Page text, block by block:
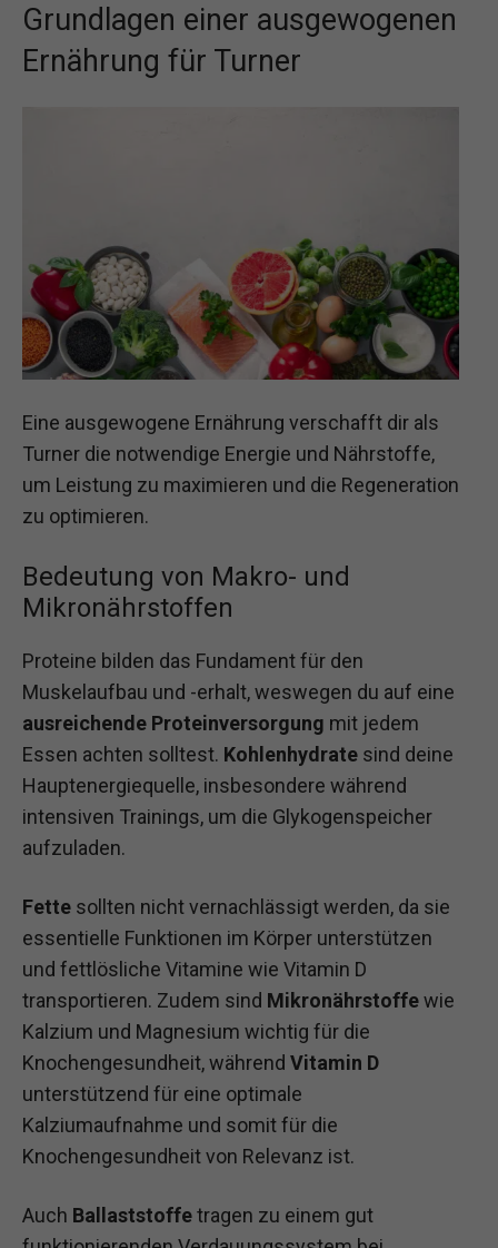
Grundlagen einer ausgewogenen
Ernährung für Turner
Eine ausgewogene Ernährung verschafft dir als
Turner die notwendige Energie und Nährstoffe,
um Leistung zu maximieren und die Regeneration
zu optimieren.
Bedeutung von Makro- und
Mikronährstoffen
Proteine bilden das Fundament für den
Muskelaufbau und -erhalt, weswegen du auf eine
ausreichende Proteinversorgung mit jedem
Essen achten solltest. Kohlenhydrate sind deine
Hauptenergiequelle, insbesondere während
intensiven Trainings, um die Glykogenspeicher
aufzuladen.
Fette sollten nicht vernachlässigt werden, da sie
essentielle Funktionen im Körper unterstützen
und fettlösliche Vitamine wie Vitamin D
transportieren. Zudem sind Mikronährstoffewie
Kalzium und Magnesium wichtig für die
Knochengesundheit, während Vitamin D
unterstützend für eine optimale
Kalziumaufnahme und somit für die
Knochengesundheit von Relevanz ist.
Auch Ballaststoffetragen zu einem gut